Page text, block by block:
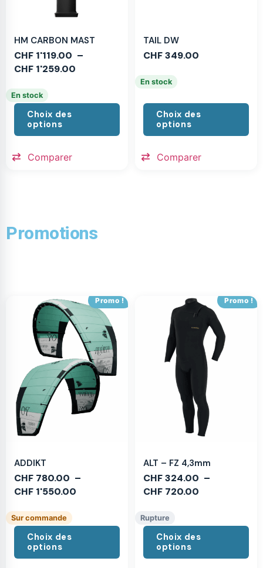
HM CARBON MAST
CHF 1'119.00 –
CHF 1'259.00
En stock
Choix des
options
Comparer
TAIL DW
CHF349.00
En stock
Choix des
options
Comparer
Promotions
Promo !
ADDIKT
CHF 780.00 –
CHF 1'550.00
Sur commande
Choix des
options
Promo !
ALT – FZ 4,3mm
CHF324.00 –
CHF 720.00
Rupture
Choix des
options